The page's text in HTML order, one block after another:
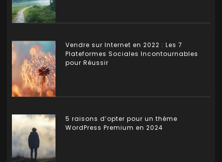
Vendre sur Internet en 2022 : Les 7
Plateformes Sociales Incontournables
pour Réussir
5 raisons d’opter pour un thème
WordPress Premium en 2024